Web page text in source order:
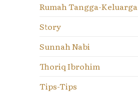
Rumah Tangga-Keluarga
Story
Sunnah Nabi
Thoriq Ibrohim
Tips-Tips